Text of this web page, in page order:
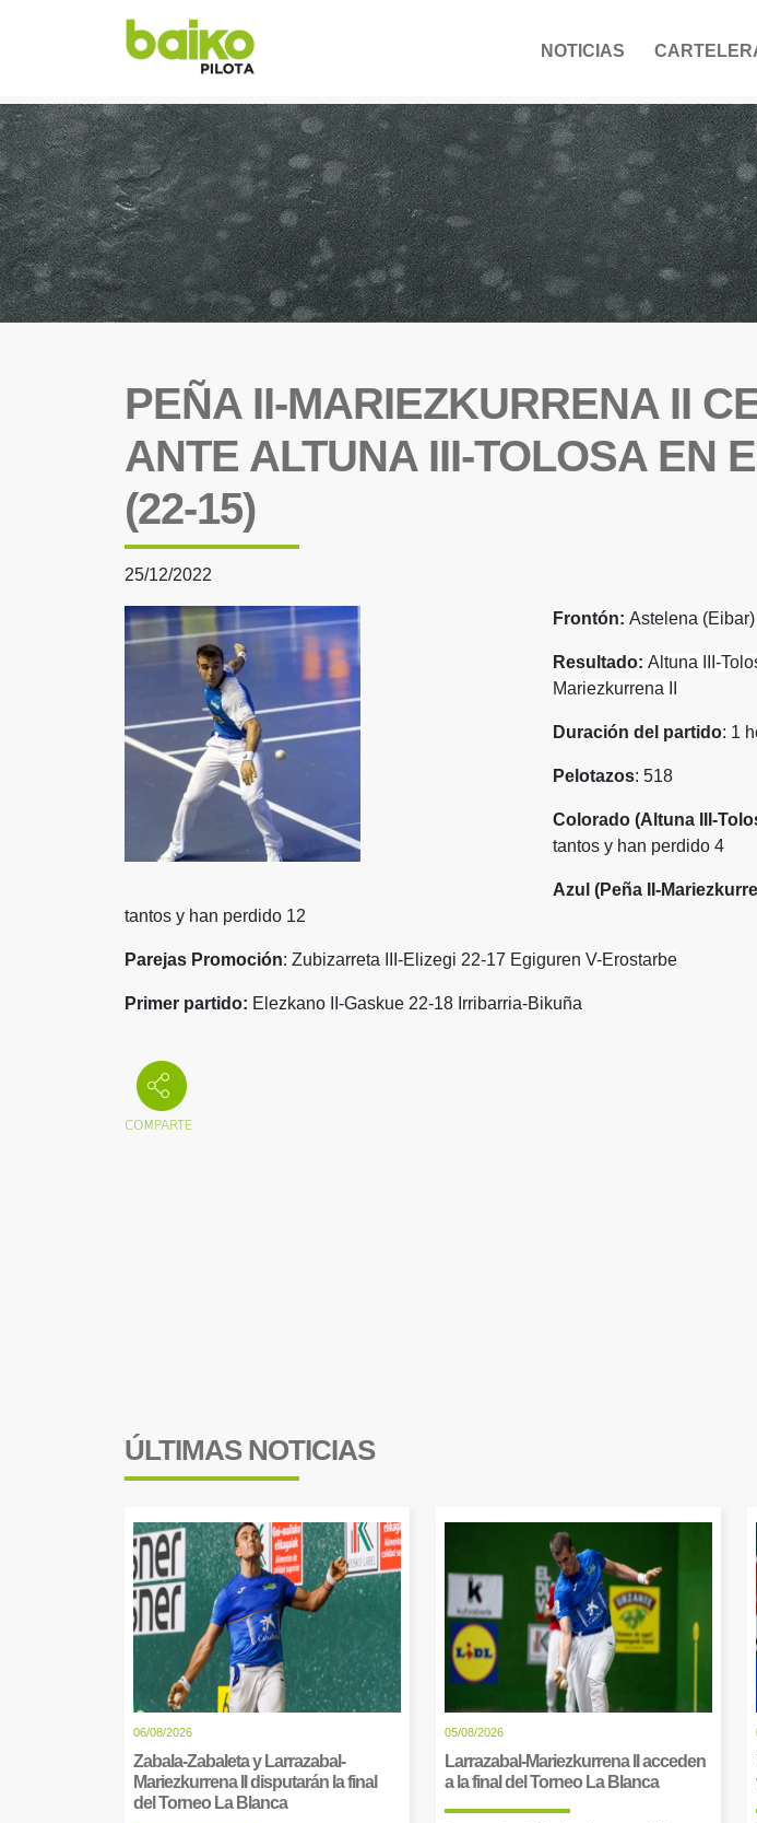
NOTICIAS
PEÑA II-MARIEZKURRENA II
ANTE ALTUNA III-TOLOSA EN
(22-15)
25/12/2022
Frontón: Astelena (Eibar)
Resultado: Altuna III-
Mariezkurrena II
Duración del partido: 1
Pelotazos: 518
Colorado (Altuna III-
tantos y han perdido 4
Azul (Peña II-
tantos y han perdido 12
Parejas Promoción: Zubizarreta III-Elizegi 22-17 Egiguren V-Erostarbe
Primer partido: Elezkano II-Gaskue 22-18 Irribarria-Bikuña
ÚLTIMAS NOTICIAS
06/08/2026
Zabala-Zabaleta y Larrazabal-
Mariezkurrena II disputarán la final
del Torneo La Blanca
05/08/2026
Larrazabal-Mariezkurrena II acceden
a la final del Torneo La Blanca